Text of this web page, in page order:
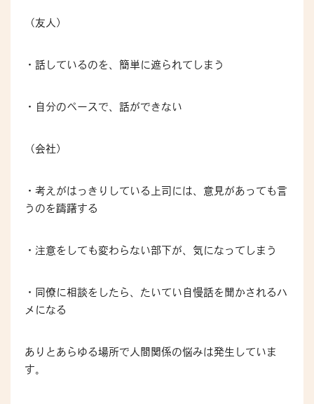
（友人）
・話しているのを、簡単に遮られてしまう
・自分のペースで、話ができない
（会社）
・考えがはっきりしている上司には、意見があっても言
うのを躊躇する
・注意をしても変わらない部下が、気になってしまう
・同僚に相談をしたら、たいてい自慢話を聞かされるハ
メになる
ありとあらゆる場所で人間関係の悩みは発生していま
す。